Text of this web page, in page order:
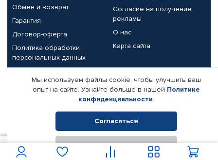
Обмен и возврат
Гарантия
Договор-оферта
Политика обработки
персональных данных
Согласие на получение
рекламы
О нас
Карта сайта
Партнерам
Корпоративным клиентам
Поставщикам
Реквизиты компании
© КАМАЗ ЦЕНТР ДОНЕЦК, 2015-2026. Все права защищены.
Интернет-магазин автомобильных товаров Автопрофи.
Мы используем файлы cookie, чтобы улучшить ваш
опыт на сайте. Узнайте больше в нашей Политике
конфиденциальности.
Согласиться
Отклонить
В корзину